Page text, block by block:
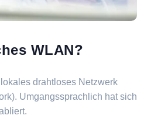
WLAN?
drahtloses Netzwerk
Umgangssprachlich hat sich